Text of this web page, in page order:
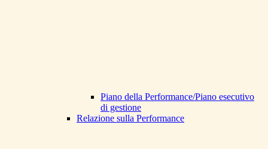
Piano della Performance/Piano esecutivo
di gestione
Relazione sulla Performance